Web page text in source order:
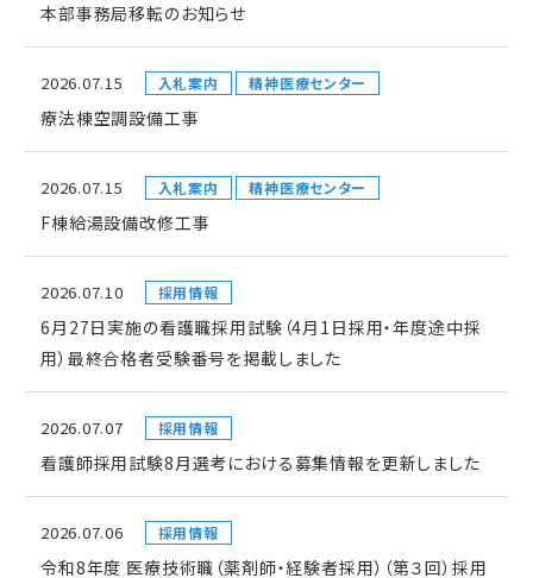
本部事務局移転のお知らせ
2026.07.15 入札案内 精神医療センター
療法棟空調設備工事
2026.07.15 入札案内 精神医療センター
F棟給湯設備改修工事
2026.07.10 採用情報
6月27日実施の看護職採用試験（4月1日採用・年度途中採
用）最終合格者受験番号を掲載しました
2026.07.07 採用情報
看護師採用試験8月選考における募集情報を更新しました
2026.07.06 採用情報
令和8年度 医療技術職（薬剤師・経験者採用）（第３回）採用